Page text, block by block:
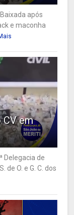
após
e maconha
CV em
Delegacia de
de O. e G. C. dos